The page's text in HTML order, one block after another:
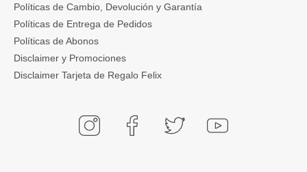
Políticas de Cambio, Devolución y Garantía
Políticas de Entrega de Pedidos
Políticas de Abonos
Disclaimer y Promociones
Disclaimer Tarjeta de Regalo Felix